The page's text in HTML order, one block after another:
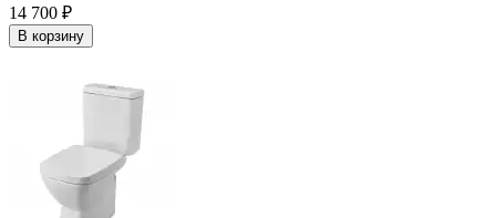
14 700 ₽
В корзину